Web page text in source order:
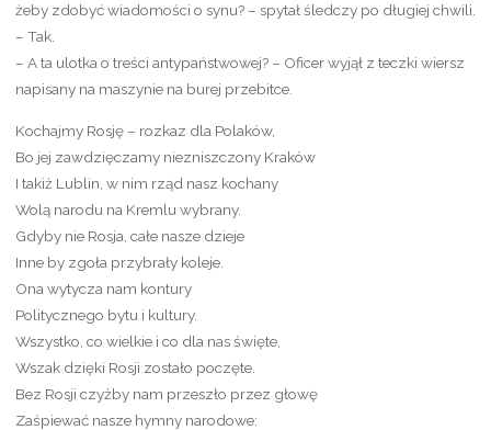
żeby zdobyć wiadomości o synu? – spytał śledczy po długiej chwili.
– Tak.
– A ta ulotka o treści antypaństwowej? – Oficer wyjął z teczki wiersz
napisany na maszynie na burej przebitce.
Kochajmy Rosję – rozkaz dla Polaków,
Bo jej zawdzięczamy niezniszczony Kraków
I takiż Lublin, w nim rząd nasz kochany
Wolą narodu na Kremlu wybrany.
Gdyby nie Rosja, całe nasze dzieje
Inne by zgoła przybrały koleje.
Ona wytycza nam kontury
Politycznego bytu i kultury.
Wszystko, co wielkie i co dla nas święte,
Wszak dzięki Rosji zostało poczęte.
Bez Rosji czyżby nam przeszło przez głowę
Zaśpiewać nasze hymny narodowe: